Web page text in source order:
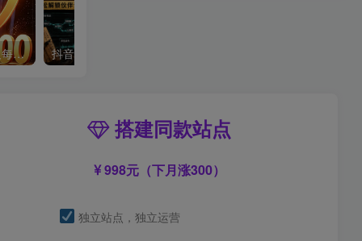
单身小众交友赛道，一个人每天轻松到手1000+，落地快、见效稳【揭秘】
搭建同款站点
998元（下月涨300）
独立站点，独立运营